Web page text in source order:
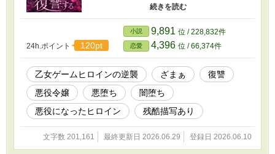
公爵令嬢は口々に【乙女ゲーム】【攻略】
愛】など理解できない妄想を語りリリアを敵視
していたのだ。 さらにはリリアが頑張って考
えた様々な発明の発表は公爵令嬢が以前考えた
物ばかりで盗作だと大批判を受ける。 学園ど
ころか王都1番の嫌われ者になり、リリアは学園
を追放され、母は離婚されて母子共に放り出さ
れてしまう。 それからリリアは母と共に平民
以下の扱いを受けるようになり、リリアと母
は…………。 様々な不幸と理不尽な運命にリ
リアは天真爛漫の優しい少女の姿は消え復讐に
燃える恐ろしい悪魔の少女となる。 幸せなヒ
ロインになる予定だった少女vs転生悪役令嬢の
24h.ポイント 120pt
小説 9,891 位 / 228,832件
恋愛 4,396 位 / 66,374件
乙女ゲームヒロインの逆襲 ざまぁ
復讐
悪役令嬢
悪堕ち
闇堕ち
悪役になったヒロイン
残酷描写あり
文字数 201,161 最終更新日 2026.06.29 登録日 2026.06.10